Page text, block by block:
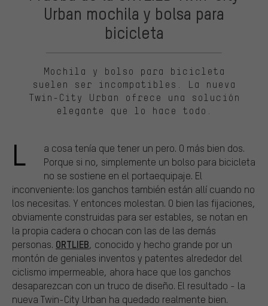
Urban mochila y bolsa para
bicicleta
Mochila y bolso para bicicleta
suelen ser incompatibles. La nueva
Twin-City Urban ofrece una solución
elegante que lo hace todo.
L
a cosa tenía que tener un pero. O más bien dos.
Porque si no, simplemente un bolso para bicicleta
no se sostiene en el portaequipaje. El
inconveniente: los ganchos también están allí cuando no
los necesitas. Y entonces molestan. O bien las fijaciones,
obviamente construidas para ser estables, se notan en
la propia cadera o chocan con las de las demás
personas. ORTLIEB, conocido y hecho grande por un
montón de geniales inventos y patentes alrededor del
ciclismo impermeable, ahora hace que los ganchos
desaparezcan con un truco de diseño. El resultado - la
nueva Twin-City Urban ha quedado realmente bien.